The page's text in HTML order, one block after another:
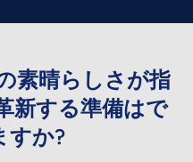
素晴らしさが指
新する準備はで
すか?